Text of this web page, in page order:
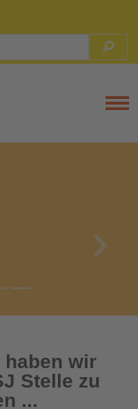
haben wir
Stelle zu
...